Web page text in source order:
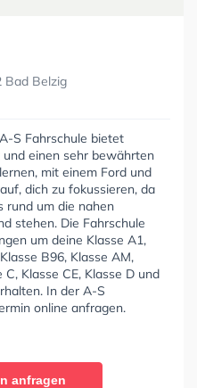
Bad Belzig
S Fahrschule bietet
einen sehr bewährten
mit einem Ford und
dich zu fokussieren, da
rund um die nahen
stehen. Die Fahrschule
um deine Klasse A1,
B96, Klasse AM,
Klasse CE, Klasse D und
In der A-S
online anfragen.
anfragen